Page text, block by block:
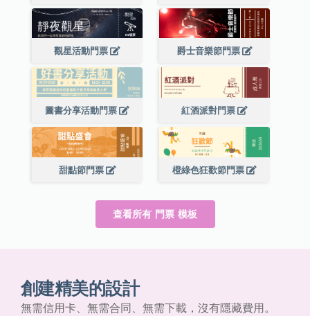
觀星活動門票 爵士音樂節門票
圖書分享活動門票 紅酒派對門票
甜點節門票 橙綠色狂歡節門票
查看所有 門票 模板
創建精美的設計
無需信用卡、無需合同、無需下載，沒有隱藏費用。